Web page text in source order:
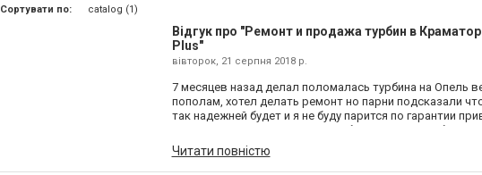
Сортувати по: catalog (1)
Відгук про "Ремонт и продажа турбин в
Plus"
вівторок, 21 серпня 2018 р.
7 месяцев назад делал поломалась турбина на Опель
пополам, хотел делать ремонт но парни подсказали
так надежней будет и я не буду парится по гарантии
произошло, езжу и никаких проблем, парни вам
Читати повністю